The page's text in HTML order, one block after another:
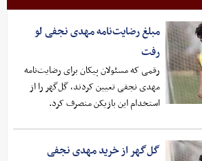
مبلغ رضایت‌نامه مهدی نجفی لو
رفت
رقمی که مسئولان پیکان برای رضایت‌نامه
مهدی نجفی تعیین کردند، گل‌گهر را از
استخدام این بازیکن منصرف کرد.
گل‌گهر از خرید مهدی نجفی